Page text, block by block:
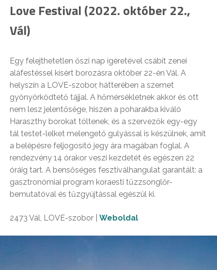
Love Festival (2022. október 22.,
Vál)
Egy felejthetetlen őszi nap ígéretével csábít zenei
aláfestéssel kísért borozásra október 22-én Vál. A
helyszín a LOVE-szobor, hátterében a szemet
gyönyörködtető tájjal. A hőmérsékletnek akkor és ott
nem lesz jelentősége, hiszen a poharakba kiváló
Haraszthy borokat töltenek, és a szervezők egy-egy
tál testet-lelket melengető gulyással is készülnek, amit
a belépésre feljogosító jegy ára magában foglal. A
rendezvény 14 órakor veszi kezdetét és egészen 22
óráig tart. A bensőséges fesztiválhangulat garantált: a
gasztronómiai program koraesti tűzzsonglőr-
bemutatóval és tűzgyújtással egészül ki.
2473 Vál, LOVE-szobor | Weboldal